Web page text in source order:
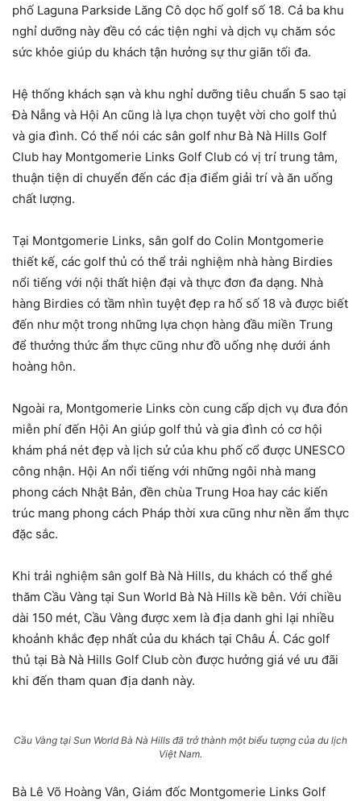
phố Laguna Parkside Lăng Cô dọc hố golf số 18. Cả ba khu
nghỉ dưỡng này đều có các tiện nghi và dịch vụ chăm sóc
sức khỏe giúp du khách tận hưởng sự thư giãn tối đa.
Hệ thống khách sạn và khu nghỉ dưỡng tiêu chuẩn 5 sao tại
Đà Nẵng và Hội An cũng là lựa chọn tuyệt vời cho golf thủ
và gia đình. Có thể nói các sân golf như Bà Nà Hills Golf
Club hay Montgomerie Links Golf Club có vị trí trung tâm,
thuận tiện di chuyển đến các địa điểm giải trí và ăn uống
chất lượng.
Tại Montgomerie Links, sân golf do Colin Montgomerie
thiết kế, các golf thủ có thể trải nghiệm nhà hàng Birdies
nổi tiếng với nội thất hiện đại và thực đơn đa dạng. Nhà
hàng Birdies có tầm nhìn tuyệt đẹp ra hố số 18 và được biết
đến như một trong những lựa chọn hàng đầu miền Trung
để thưởng thức ẩm thực cũng như đồ uống nhẹ dưới ánh
hoàng hôn.
Ngoài ra, Montgomerie Links còn cung cấp dịch vụ đưa đón
miễn phí đến Hội An giúp golf thủ và gia đình có cơ hội
khám phá nét đẹp và lịch sử của khu phố cổ được UNESCO
công nhận. Hội An nổi tiếng với những ngôi nhà mang
phong cách Nhật Bản, đền chùa Trung Hoa hay các kiến
trúc mang phong cách Pháp thời xưa cũng như nền ẩm thực
đặc sắc.
Khi trải nghiệm sân golf Bà Nà Hills, du khách có thể ghé
thăm Cầu Vàng tại Sun World Bà Nà Hills kề bên. Với chiều
dài 150 mét, Cầu Vàng được xem là địa danh ghi lại nhiều
khoảnh khắc đẹp nhất của du khách tại Châu Á. Các golf
thủ tại Bà Nà Hills Golf Club còn được hưởng giá vé ưu đãi
khi đến tham quan địa danh này.
Cầu Vàng tại Sun World Bà Nà Hills đã trở thành một biểu tượng của du lịch
Việt Nam.
Bà Lê Võ Hoàng Vân, Giám đốc Montgomerie Links Golf